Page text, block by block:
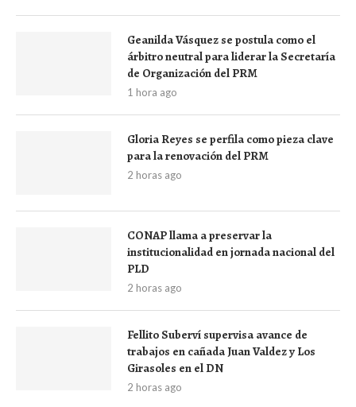
Geanilda Vásquez se postula como el
árbitro neutral para liderar la Secretaría
de Organización del PRM
1 hora ago
Gloria Reyes se perfila como pieza clave
para la renovación del PRM
2 horas ago
CONAP llama a preservar la
institucionalidad en jornada nacional del
PLD
2 horas ago
Fellito Suberví supervisa avance de
trabajos en cañada Juan Valdez y Los
Girasoles en el DN
2 horas ago